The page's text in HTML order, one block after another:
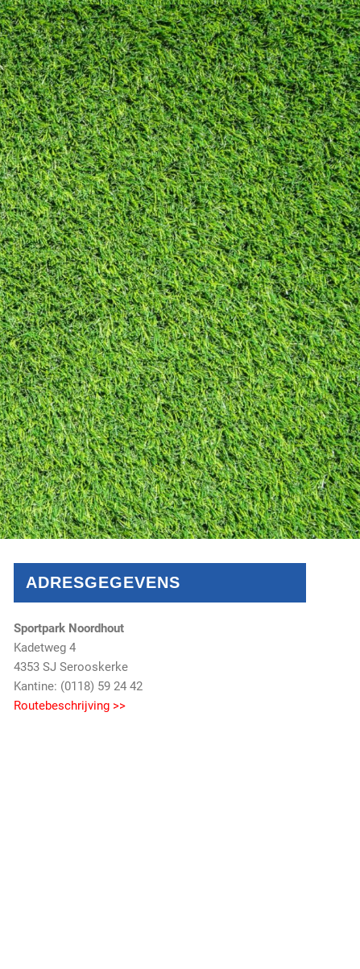
ADRESGEGEVENS
Sportpark Noordhout
Kadetweg 4
4353 SJ Serooskerke
Kantine: (0118) 59 24 42
Routebeschrijving >>